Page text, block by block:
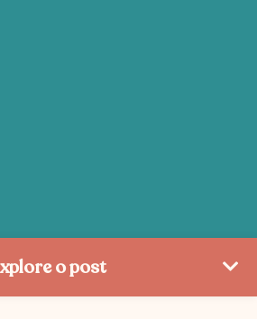
o post